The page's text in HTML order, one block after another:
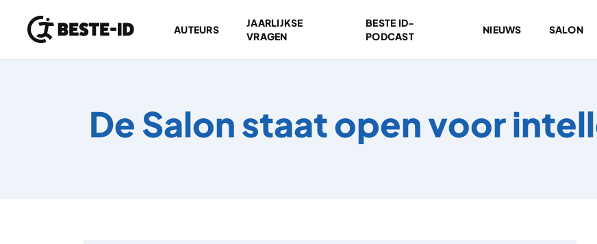
Ga naar inhoud
AUTEURS
JAARLIJKSE
VRAGEN
BESTE ID-
PODCAST
NIEUWS SALON
De Salon staat open voor